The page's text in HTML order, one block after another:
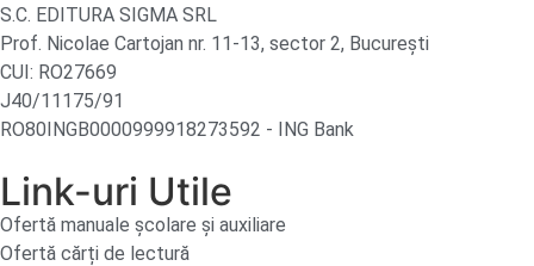
S.C. EDITURA SIGMA SRL
Prof. Nicolae Cartojan nr. 11-13, sector 2, București
CUI: RO27669
J40/11175/91
RO80INGB0000999918273592 - ING Bank
Link-uri Utile
Ofertă manuale şcolare şi auxiliare
Ofertă cărți de lectură